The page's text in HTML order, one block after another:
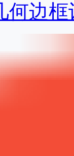
何边